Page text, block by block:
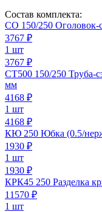
Состав комплекта:
СО 150/250 Оголовок-
3767 ₽
1 шт
3767 ₽
СТ500 150/250 Труба-
мм
4168 ₽
1 шт
4168 ₽
КЮ 250 Юбка (0.5/
1930 ₽
1 шт
1930 ₽
КРК45 250 Разделка
11570 ₽
1 шт